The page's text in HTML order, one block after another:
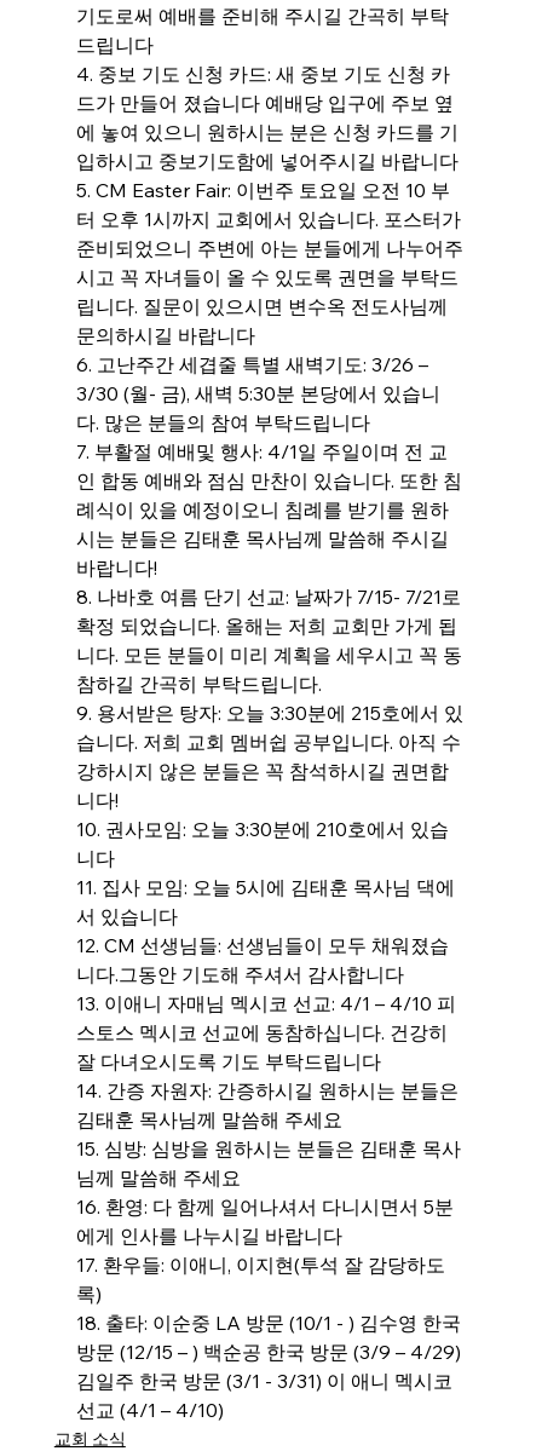
기도로써 예배를 준비해 주시길 간곡히 부탁
드립니다
4. 중보 기도 신청 카드: 새 중보 기도 신청 카
드가 만들어 졌습니다 예배당 입구에 주보 옆
에 놓여 있으니 원하시는 분은 신청 카드를 기
입하시고 중보기도함에 넣어주시길 바랍니다
5. CM Easter Fair: 이번주 토요일 오전 10 부
터 오후 1시까지 교회에서 있습니다. 포스터가
준비되었으니 주변에 아는 분들에게 나누어주
시고 꼭 자녀들이 올 수 있도록 권면을 부탁드
립니다. 질문이 있으시면 변수옥 전도사님께
문의하시길 바랍니다
6. 고난주간 세겹줄 특별 새벽기도: 3/26 –
3/30 (월- 금), 새벽 5:30분 본당에서 있습니
다. 많은 분들의 참여 부탁드립니다
7. 부활절 예배및 행사: 4/1일 주일이며 전 교
인 합동 예배와 점심 만찬이 있습니다. 또한 침
례식이 있을 예정이오니 침례를 받기를 원하
시는 분들은 김태훈 목사님께 말씀해 주시길
바랍니다!
8. 나바호 여름 단기 선교: 날짜가 7/15- 7/21로
확정 되었습니다. 올해는 저희 교회만 가게 됩
니다. 모든 분들이 미리 계획을 세우시고 꼭 동
참하길 간곡히 부탁드립니다.
9. 용서받은 탕자: 오늘 3:30분에 215호에서 있
습니다. 저희 교회 멤버쉽 공부입니다. 아직 수
강하시지 않은 분들은 꼭 참석하시길 권면합
니다!
10. 권사모임: 오늘 3:30분에 210호에서 있습
니다
11. 집사 모임: 오늘 5시에 김태훈 목사님 댁에
서 있습니다
12. CM 선생님들: 선생님들이 모두 채워졌습
니다.그동안 기도해 주셔서 감사합니다
13. 이애니 자매님 멕시코 선교: 4/1 – 4/10 피
스토스 멕시코 선교에 동참하십니다. 건강히
잘 다녀오시도록 기도 부탁드립니다
14. 간증 자원자: 간증하시길 원하시는 분들은
김태훈 목사님께 말씀해 주세요
15. 심방: 심방을 원하시는 분들은 김태훈 목사
님께 말씀해 주세요
16. 환영: 다 함께 일어나셔서 다니시면서 5분
에게 인사를 나누시길 바랍니다
17. 환우들: 이애니, 이지현(투석 잘 감당하도
록)
18. 출타: 이순중 LA 방문 (10/1 - ) 김수영 한국
방문 (12/15 – ) 백순공 한국 방문 (3/9 – 4/29)
김일주 한국 방문 (3/1 - 3/31) 이 애니 멕시코
선교 (4/1 – 4/10)
교회 소식